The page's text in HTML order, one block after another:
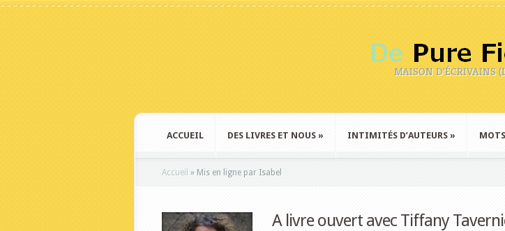
MAISON D'ÉCRIVAINS
ACCUEIL DES LIVRES ET NOUS » INTIMITÉS D’AUTEURS »
Accueil » Mis en ligne par Isabel
A livre ouvert avec Tiffany